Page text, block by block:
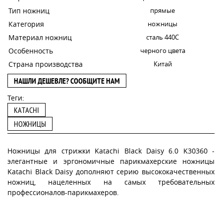
Тип ножниц прямые
Категория ножницы
Материал ножниц сталь 440С
Особенность черного цвета
Страна производства Китай
НАШЛИ ДЕШЕВЛЕ? СООБЩИТЕ НАМ
Теги:
KATACHI
НОЖНИЦЫ
Ножницы для стрижки Katachi Black Daisy 6.0 K30360 -
элегантные и эргономичные парикмахерские ножницы
Katachi Black Daisy дополняют серию высококачественных
ножниц, нацеленных на самых требовательных
профессионалов-парикмахеров.